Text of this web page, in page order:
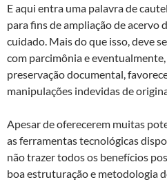
E aqui entra uma palavra de
para fins de ampliação de acervo
cuidado. Mais do que isso, deve
com parcimônia e
preservação documental,
manipulações indevidas de
Apesar de oferecerem muitas
as ferramentas tecnológicas
não trazer todos os benefícios
boa estruturação e metodologia